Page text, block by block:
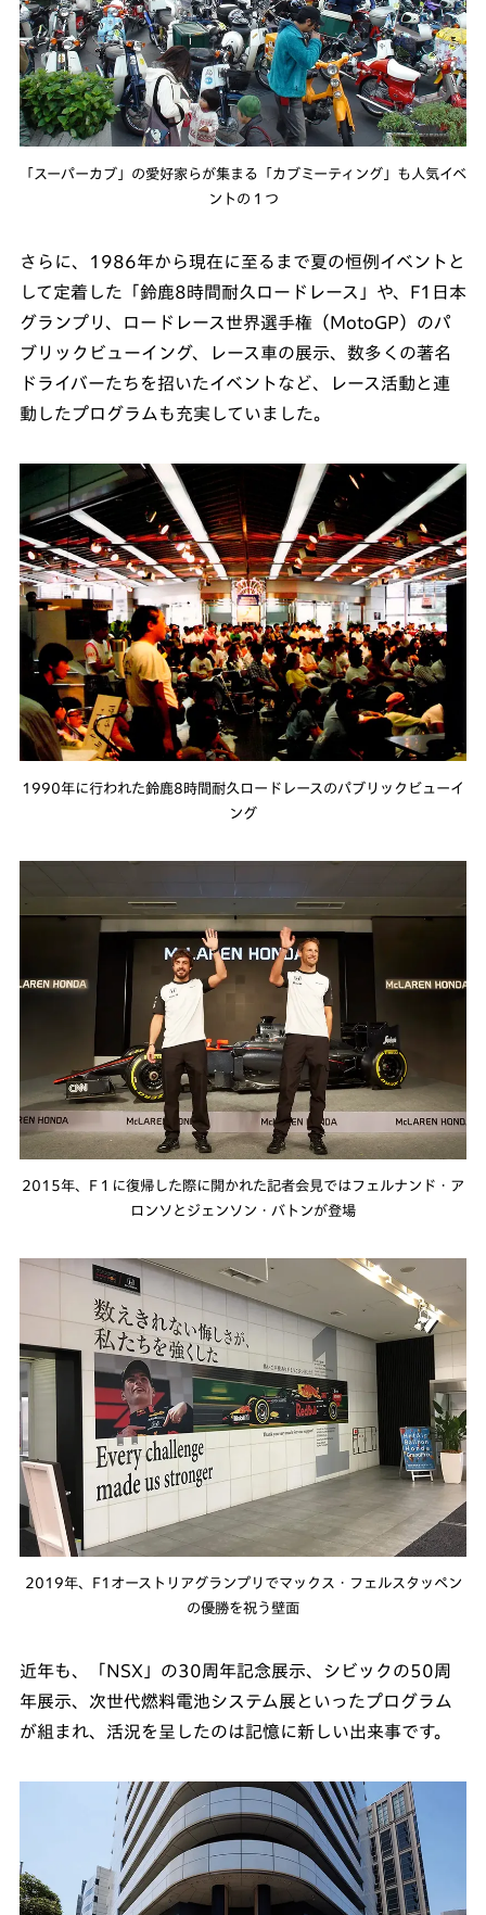
「スーパーカブ」の愛好家らが集まる「カブミーティング」も人気イベ
ントの１つ
さらに、1986年から現在に至るまで夏の恒例イベントと
して定着した「鈴鹿8時間耐久ロードレース」や、F1日本
グランプリ、ロードレース世界選手権（MotoGP）のパ
ブリックビューイング、レース車の展示、数多くの著名
ドライバーたちを招いたイベントなど、レース活動と連
動したプログラムも充実していました。
1990年に行われた鈴鹿8時間耐久ロードレースのパブリックビューイ
ング
2015年、F１に復帰した際に開かれた記者会見ではフェルナンド・ア
ロンソとジェンソン・バトンが登場
2019年、F1オーストリアグランプリでマックス・フェルスタッペン
の優勝を祝う壁面
近年も、「NSX」の30周年記念展示、シビックの50周
年展示、次世代燃料電池システム展といったプログラム
が組まれ、活況を呈したのは記憶に新しい出来事です。